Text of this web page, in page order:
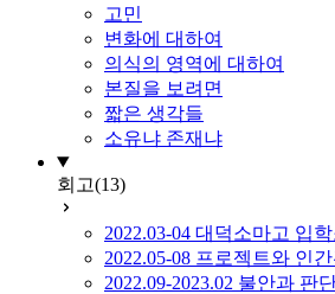
고민
변화에 대하여
의식의 영역에 대하여
본질을 보려면
짧은 생각들
소유냐 존재냐
회고(13)
2022.03-04 대덕소마고 입
2022.05-08 프로젝트와 인간
2022.09-2023.02 불안과 판